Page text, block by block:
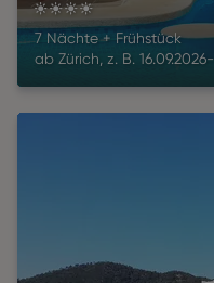
4
7 Nächte+ Frühstück
ab Zürich, z. B. 16.09.2026-